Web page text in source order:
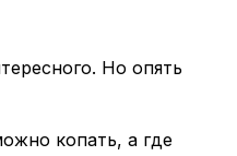
Но опять
копать, а где